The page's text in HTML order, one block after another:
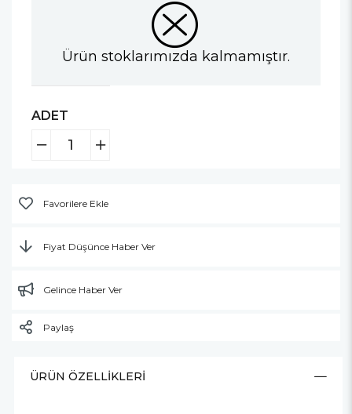
Ürün stoklarımızda kalmamıştır.
ADET
Favorilere Ekle
Fiyat Düşünce Haber Ver
Gelince Haber Ver
Paylaş
ÜRÜN ÖZELLIKLERI